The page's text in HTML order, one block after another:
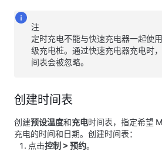
注
定时充电不能与快速充电器一起使
级充电桩。通过快速充电器充电时
间表会被忽略。
创建时间表
创建预设温度和充电时间表，指定希望
充电的时间和日期。创建时间表：
点击控制 > 预约。